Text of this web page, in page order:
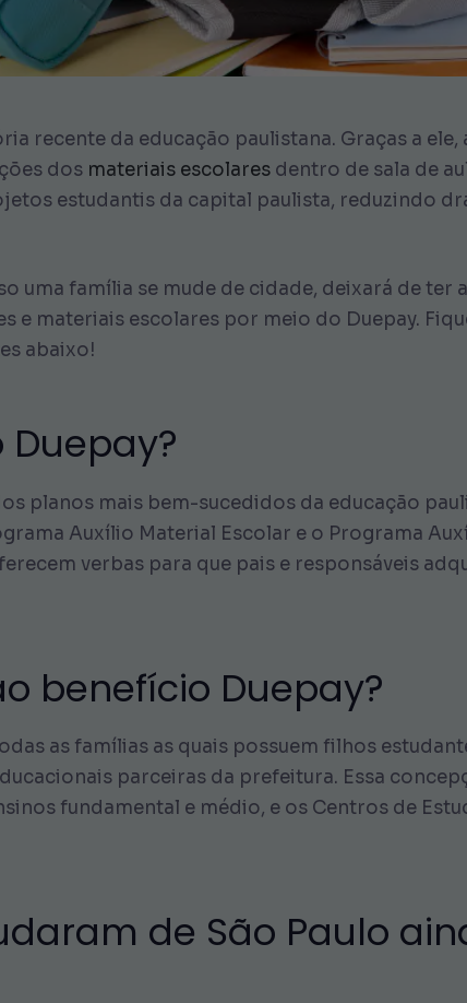
recente da educação paulistana. Graças a
dos materiais escolares dentro de sala de
estudantis da capital paulista, reduzindo
uma família se mude de cidade, deixará de
e materiais escolares por meio do Duepay.
abaixo!
planos mais bem-sucedidos da educação
Auxílio Material Escolar e o Programa
verbas para que pais e responsáveis
benefício Duepay?
as famílias as quais possuem filhos
parceiras da prefeitura. Essa
fundamental e médio, e os Centros de
de São Paulo